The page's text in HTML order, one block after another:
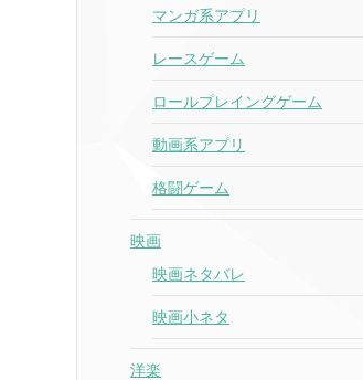
マンガ系アプリ
レースゲーム
ロールプレイングゲーム
動画系アプリ
格闘ゲーム
映画
映画ネタバレ
映画小ネタ
洋楽